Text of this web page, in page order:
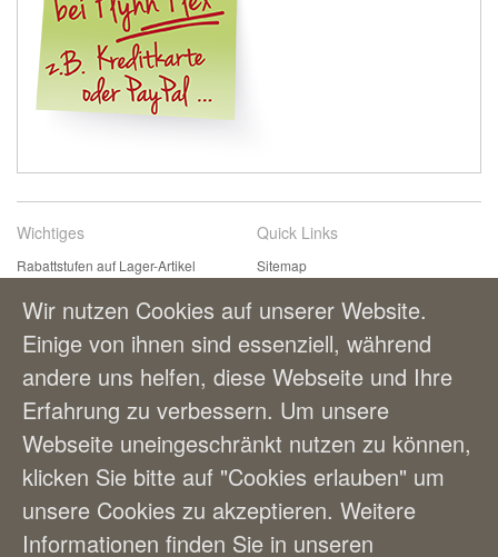
Wichtiges
Rabattstufen auf Lager-Artikel
Einfach & bequem bestellen
Zahlungsmöglichkeiten
Lieferung und Versandkosten
AGBs
Quick Links
Sitemap
Erweiterte Suche
Benutzerkonto
Bestellungen
Wir nutzen Cookies auf unserer Website.
Einige von ihnen sind essenziell, während
andere uns helfen, diese Webseite und Ihre
Erfahrung zu verbessern. Um unsere
Webseite uneingeschränkt nutzen zu können,
klicken Sie bitte auf "Cookies erlauben" um
unsere Cookies zu akzeptieren. Weitere
Informationen finden Sie in unseren